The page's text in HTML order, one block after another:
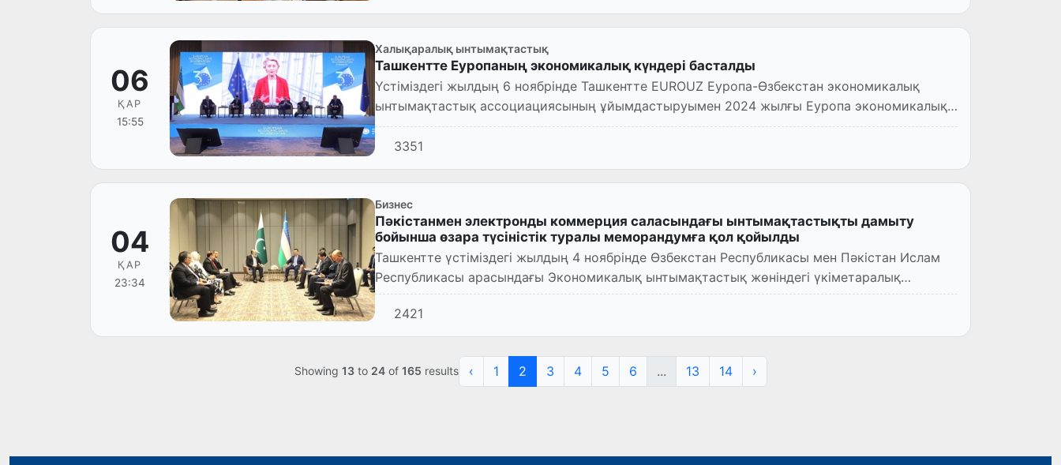
06
ҚАР
15:55
Халықаралық ынтымақтастық
Ташкентте Еуропаның экономикалық күндері басталды
Үстіміздегі жылдың 6 ноябрінде Ташкентте EUROUZ Еуропа-Өзбекстан экономикалық
ынтымақтастық ассоциациясының ұйымдастыруымен 2024 жылғы Еуропа экономикалық
күндердің ашылу салтанаты...
3351
04
ҚАР
23:34
Бизнес
Пәкістанмен электронды коммерция саласындағы ынтымақтастықты дамыту
бойынша өзара түсіністік туралы меморандумға қол қойылды
Ташкентте үстіміздегі жылдың 4 ноябрінде Өзбекстан Республикасы мен Пәкістан Ислам
Республикасы арасындағы Экономикалық ынтымақтастық жөніндегі үкіметаралық
комиссияның 9-жиналысы...
2421
Showing 13to 24of 165 results ‹ 1 2 3 4 5 6 ... 13 14 ›